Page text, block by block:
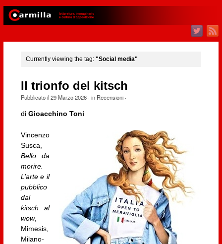
Currently viewing the tag: "Social media"
Il trionfo del kitsch
Pubblicato il29 Marzo 2026· in Recensioni·
di Gioacchino Toni
Vincenzo
Susca,
Bello da
morire.
L’arte e il
pubblico
dal
kitsch al
wow,
Mimesis,
Milano-